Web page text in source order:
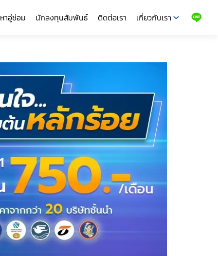
าอู่ซ่อม นักลงทุนสัมพันธ์ ติดต่อเรา
เกี่ยวกับเรา